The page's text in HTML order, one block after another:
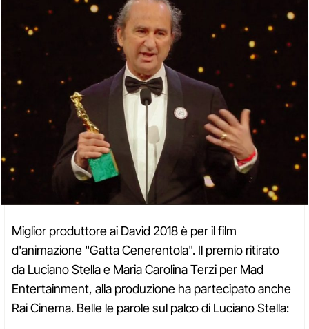
Miglior produttore ai David 2018 è per il film
d'animazione "Gatta Cenerentola". Il premio ritirato
da Luciano Stella e Maria Carolina Terzi per Mad
Entertainment, alla produzione ha partecipato anche
Rai Cinema. Belle le parole sul palco di Luciano Stella: